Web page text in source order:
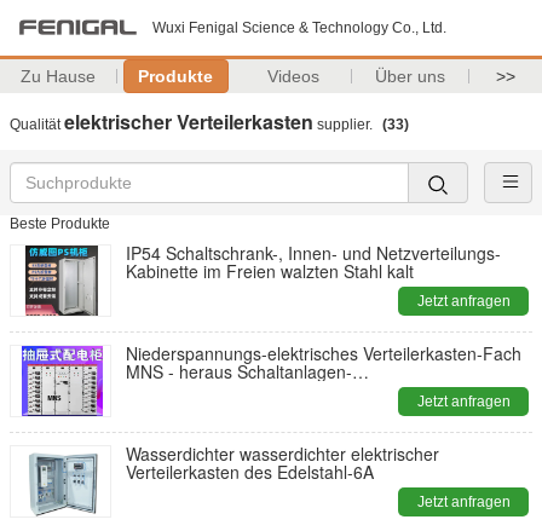
Wuxi Fenigal Science & Technology Co., Ltd.
Zu Hause Produkte Videos Über uns >>
Qualitätelektrischer Verteilerkasten supplier. (33)
Beste Produkte
IP54 Schaltschrank-, Innen- und Netzverteilungs-
Kabinette im Freien walzten Stahl kalt
Jetzt anfragen
Niederspannungs-elektrisches Verteilerkasten-Fach
MNS - heraus Schaltanlagen-
Jetzt anfragen
Wasserdichter wasserdichter elektrischer
Verteilerkasten des Edelstahl-6A
Jetzt anfragen